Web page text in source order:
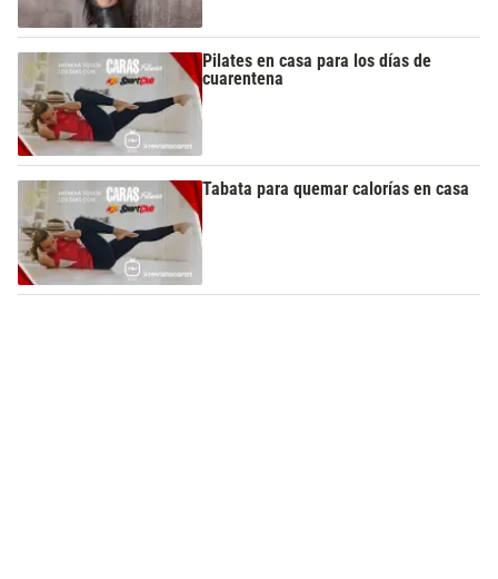
Pilates en casa para los días de
cuarentena
Tabata para quemar calorías en casa